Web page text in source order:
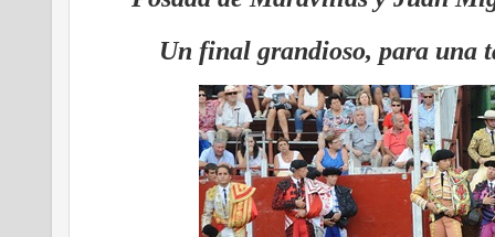
Un final grandioso, para una